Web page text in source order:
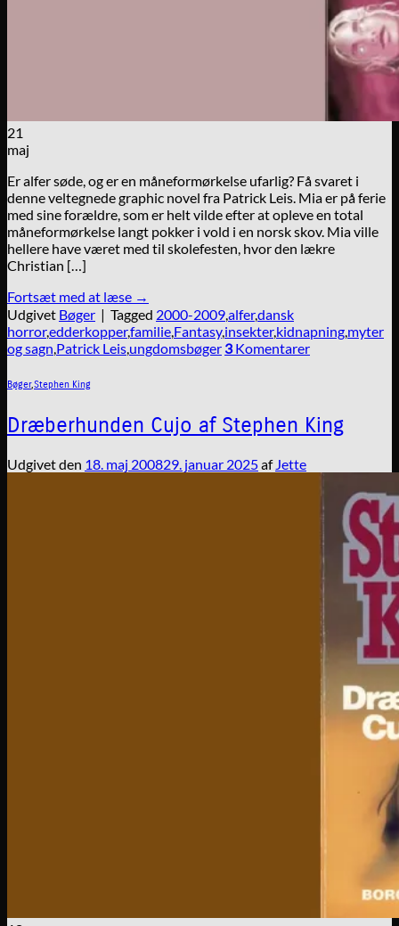
21
maj
Er alfer søde, og er en måneformørkelse ufarlig? Få svaret i
denne veltegnede graphic novel fra Patrick Leis. Mia er på ferie
med sine forældre, som er helt vilde efter at opleve en total
måneformørkelse langt pokker i vold i en norsk skov. Mia ville
hellere have været med til skolefesten, hvor den lækre
Christian […]
Fortsæt med at læse →
Udgivet Bøger | Tagged 2000-2009,alfer,dansk
horror,edderkopper,familie,Fantasy,insekter,kidnapning,myter
og sagn,Patrick Leis,ungdomsbøger 3Komentarer
Bøger,Stephen King
Dræberhunden Cujo af Stephen King
Udgivet den 18. maj 200829. januar 2025af Jette